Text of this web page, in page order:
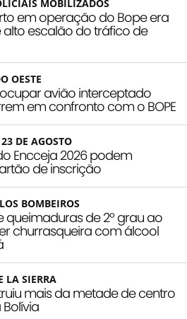
MOBILIZADOS
em operação do Bope era
alto escalão do tráfico de
OESTE
avião interceptado
em confronto com o BOPE
DE AGOSTO
Encceja 2026 podem
de inscrição
BOMBEIROS
queimaduras de 2º grau ao
churrasqueira com álcool
LA SIERRA
mais da metade de centro